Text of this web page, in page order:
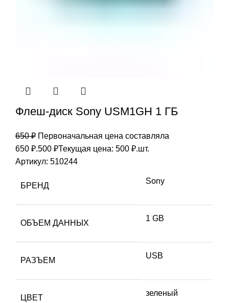
Флеш-диск Sony USM1GH 1 ГБ
650₽ Первоначальная цена составляла
650 ₽.500 ₽Текущая цена: 500 ₽.шт.
Артикул: 510244
БРЕНД
Sony
ОБЪЕМ ДАННЫХ
1 GB
РАЗЪЕМ
USB
ЦВЕТ
зеленый